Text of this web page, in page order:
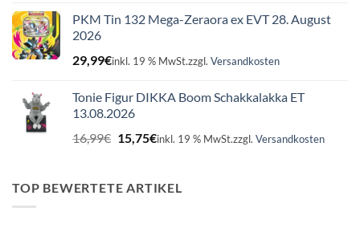
PKM Tin 132 Mega-Zeraora ex EVT 28. August
2026
29,99€inkl. 19 % MwSt.zzgl. Versandkosten
Tonie Figur DIKKA Boom Schakkalakka ET
13.08.2026
16,99€ Ursprünglicher
Preis
16,99€
15,75€Aktueller
15,75€.
inkl. 19 % MwSt.zzgl. Versandkosten
TOP BEWERTETE ARTIKEL